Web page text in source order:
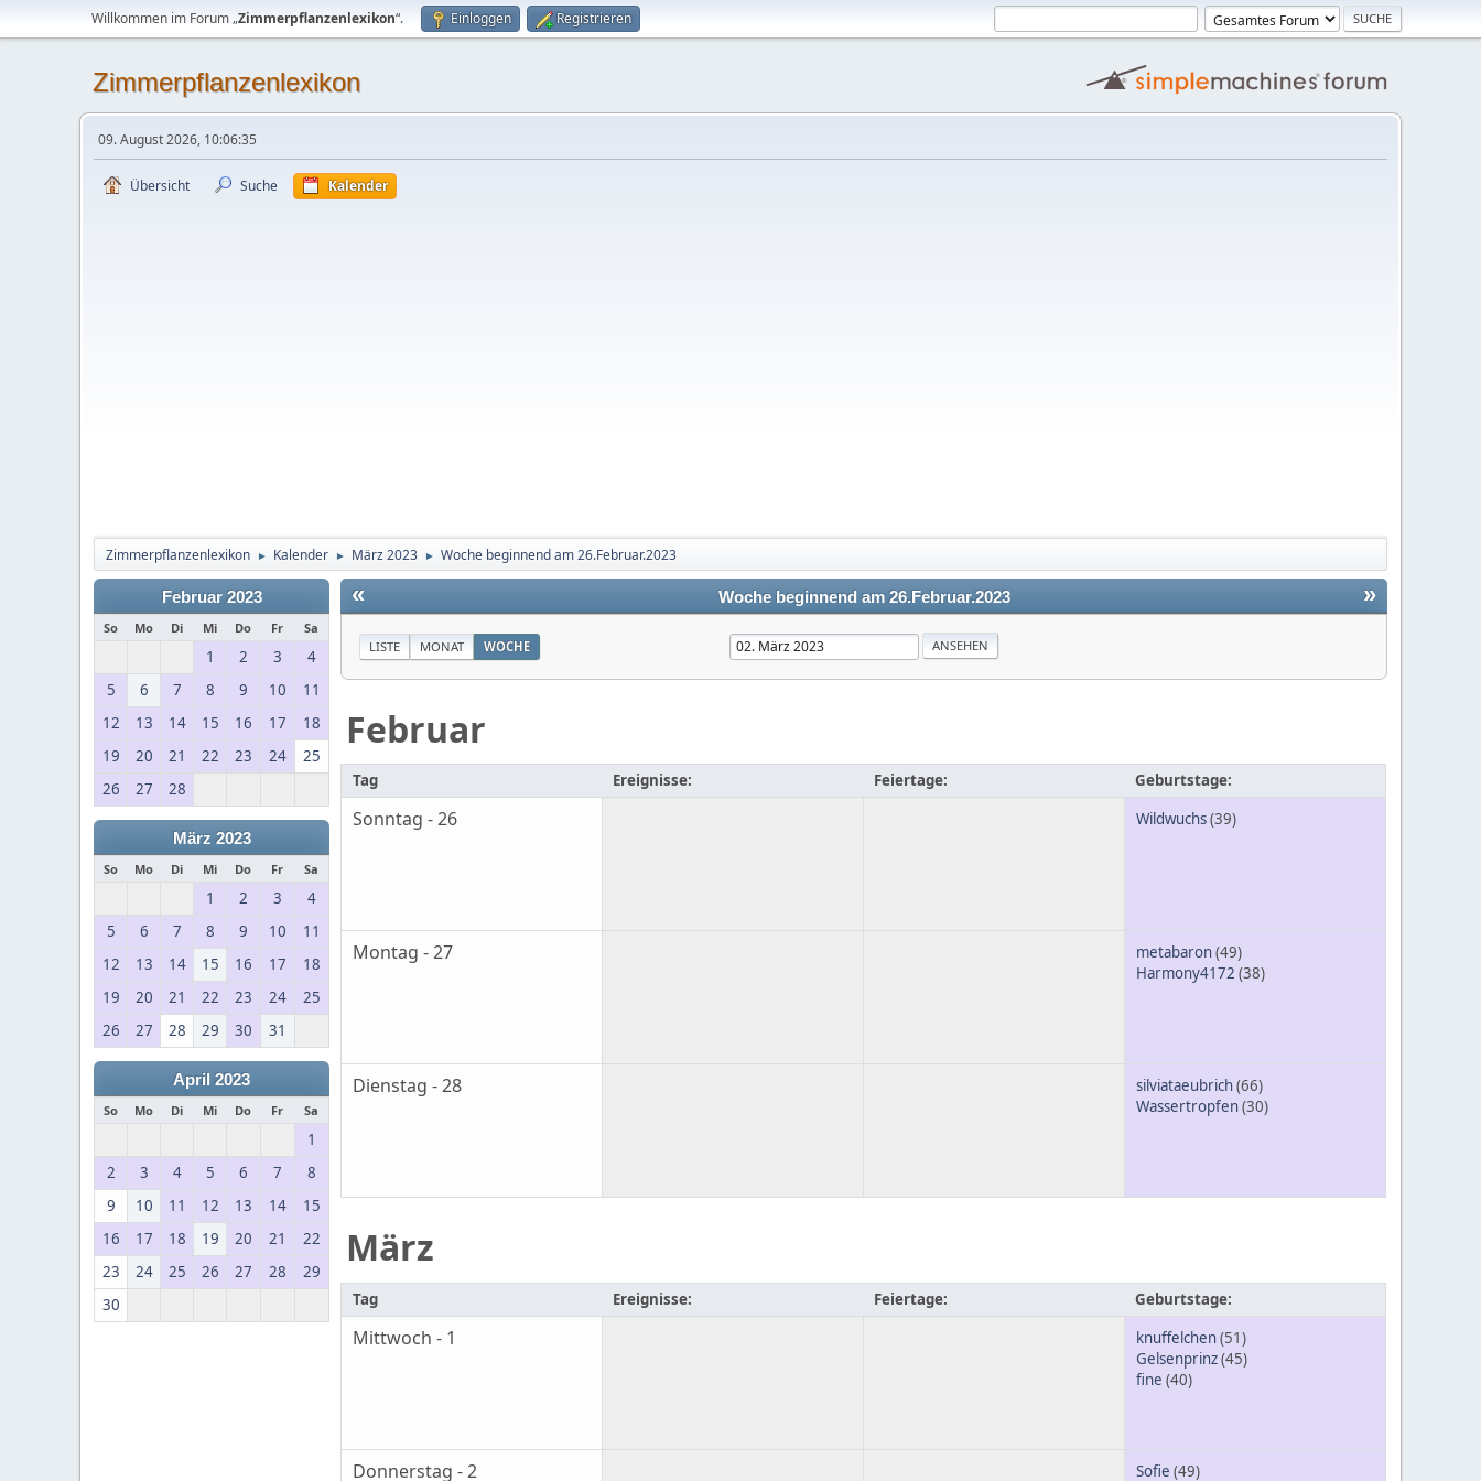
Willkommen im Forum „Zimmerpflanzenlexikon“. Einloggen Registrieren
Zimmerpflanzenlexikon
09. August 2026, 10:06:35
Übersicht Suche Kalender
Zimmerpflanzenlexikon ► Kalender ► März 2023 ► Woche beginnend am 26.Februar.2023
Februar 2023
So Mo Di Mi Do Fr Sa
1 2 3
4
5
6 7 8 9 10
11
12
13 14 15 16 17
18
19
20 21 22 23 24
25
26
27 28
März 2023
So Mo Di Mi Do Fr Sa
1 2 3
4
5
6 7 8 9 10
11
12
13 14 15 16 17
18
19
20 21 22 23 24
25
26
27 28 29 30 31
April 2023
So Mo Di Mi Do Fr Sa
1
2
3 4 5 6 7
8
9
10 11 12 13 14
15
16
17 18 19 20 21
22
23
24 25 26 27 28
29
30
« »
Woche beginnend am 26.Februar.2023
LISTE MONAT WOCHE
Februar
Tag Ereignisse: Feiertage: Geburtstage:
Sonntag - 26 Wildwuchs(39)
Montag - 27 metabaron(49)
Harmony4172 (38)
Dienstag - 28 silviataeubrich(66)
Wassertropfen(30)
März
Tag Ereignisse: Feiertage: Geburtstage:
Mittwoch - 1 knuffelchen(51)
Gelsenprinz(45)
fine (40)
Donnerstag - 2 Sofie (49)